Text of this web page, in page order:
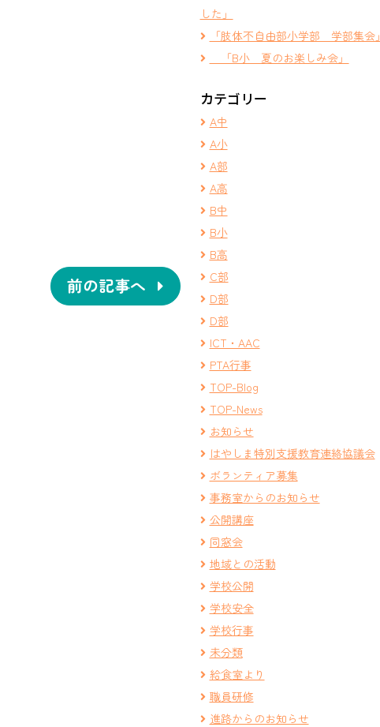
前の記事へ
した」
「肢体不自由部小学部 学部集会」
「B小 夏のお楽しみ会」
カテゴリー
A中
A小
A部
A高
B中
B小
B高
C部
D部
D部
ICT・AAC
PTA行事
TOP-Blog
TOP-News
お知らせ
はやしま特別支援教育連絡協議会
ボランティア募集
事務室からのお知らせ
公開講座
同窓会
地域との活動
学校公開
学校安全
学校行事
未分類
給食室より
職員研修
進路からのお知らせ